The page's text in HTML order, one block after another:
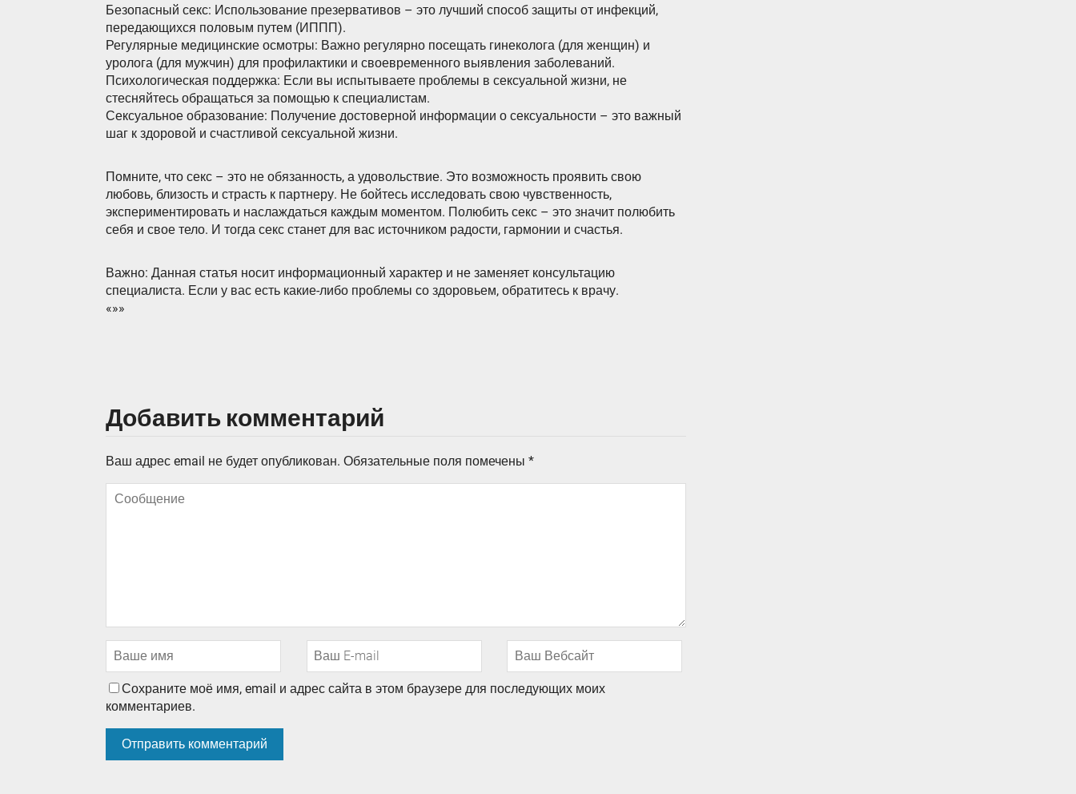
Безопасный секс: Использование презервативов – это лучший способ защиты от инфекций,
передающихся половым путем (ИППП).
Регулярные медицинские осмотры: Важно регулярно посещать гинеколога (для женщин) и
уролога (для мужчин) для профилактики и своевременного выявления заболеваний.
Психологическая поддержка: Если вы испытываете проблемы в сексуальной жизни, не
стесняйтесь обращаться за помощью к специалистам.
Сексуальное образование: Получение достоверной информации о сексуальности – это важный
шаг к здоровой и счастливой сексуальной жизни.
Помните, что секс – это не обязанность, а удовольствие. Это возможность проявить свою
любовь, близость и страсть к партнеру. Не бойтесь исследовать свою чувственность,
экспериментировать и наслаждаться каждым моментом. Полюбить секс – это значит полюбить
себя и свое тело. И тогда секс станет для вас источником радости, гармонии и счастья.
Важно: Данная статья носит информационный характер и не заменяет консультацию
специалиста. Если у вас есть какие-либо проблемы со здоровьем, обратитесь к врачу.
«»»
Добавить комментарий
Ваш адрес email не будет опубликован. Обязательные поля помечены *
Сохраните моё имя, email и адрес сайта в этом браузере для последующих моих
комментариев.